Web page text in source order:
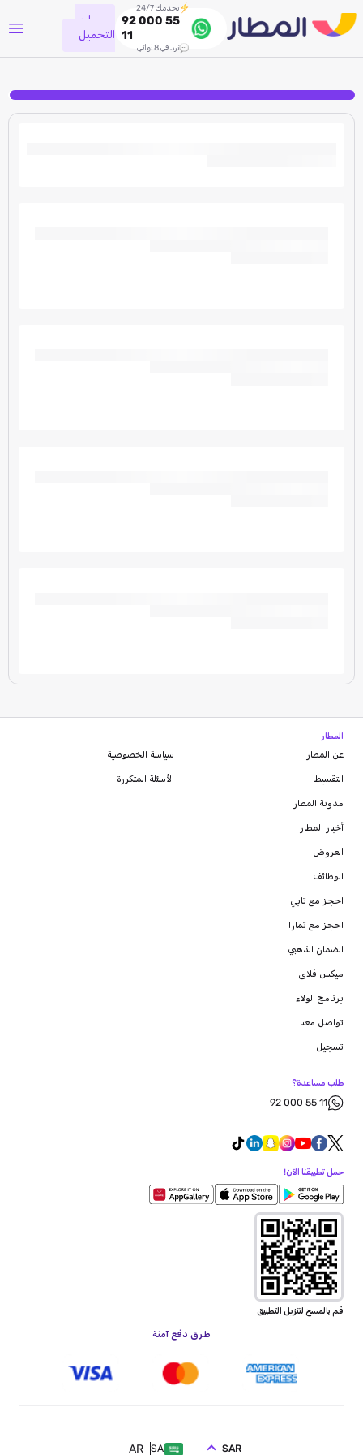
نخدمك 24/7
92 000 55
11
نرد في 8 ثواني
جاري
التحميل
المطار
عن المطار
التقسيط
مدونة المطار
أخبار المطار
العروض
الوظائف
احجز مع تابي
احجز مع تمارا
الضمان الذهبي
ميكس فلاى
برنامج الولاء
سياسة الخصوصية
الأسئلة المتكررة
تواصل معنا
تسجيل
طلب مساعدة؟
92 000 55 11
حمل تطبيقنا الآن!
قم بالمسح لتنزيل التطبيق
طرق دفع آمنة
SA
AR SAR